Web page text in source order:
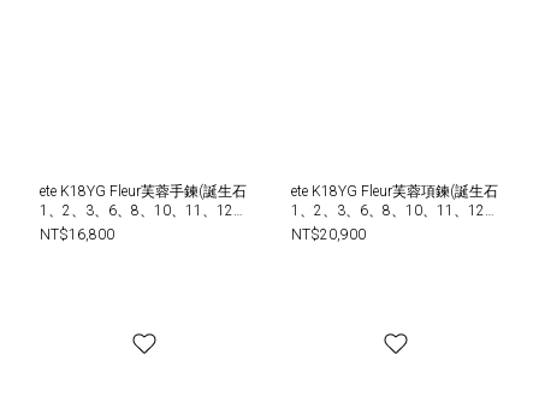
ete K18YG Fleur芙蓉手鍊(誕生石
1、2、3、6、8、10、11、12
月)
NT$16,800
ete K18YG Fleur芙蓉項鍊(誕生石
1、2、3、6、8、10、11、12
月)
NT$20,900